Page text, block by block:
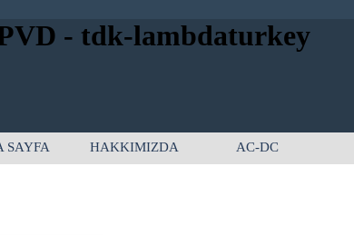
- tdk-lambdaturkey
SAYFA HAKKIMIZDA AC-DC